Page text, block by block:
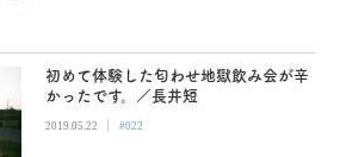
初めて体験した匂わせ地獄飲み会が辛
かったです。／長井短
2019.05.22 | #022